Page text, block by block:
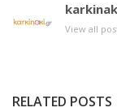
View all
RELATED POSTS